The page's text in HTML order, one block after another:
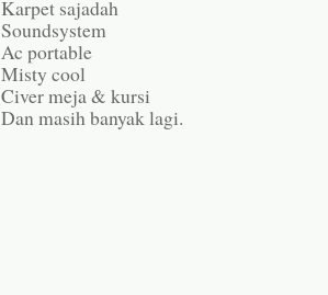
Karpet sajadah
Soundsystem
Ac portable
Misty cool
Civer meja & kursi
Dan masih banyak lagi.